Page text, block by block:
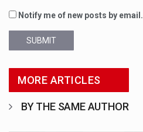
Notify me of new posts by email.
SUBMIT
MORE ARTICLES
BY THE SAME AUTHOR